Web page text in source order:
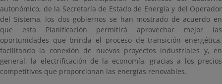
autonómico, de la Secretaría de Estado de Energía y del Operador
del Sistema, los dos gobiernos se han mostrado de acuerdo en
que esta Planificación permitirá aprovechar mejor las
oportunidades que brinda el proceso de transición energética,
facilitando la conexión de nuevos proyectos industriales y, en
general, la electrificación de la economía, gracias a los precios
competitivos que proporcionan las energías renovables.